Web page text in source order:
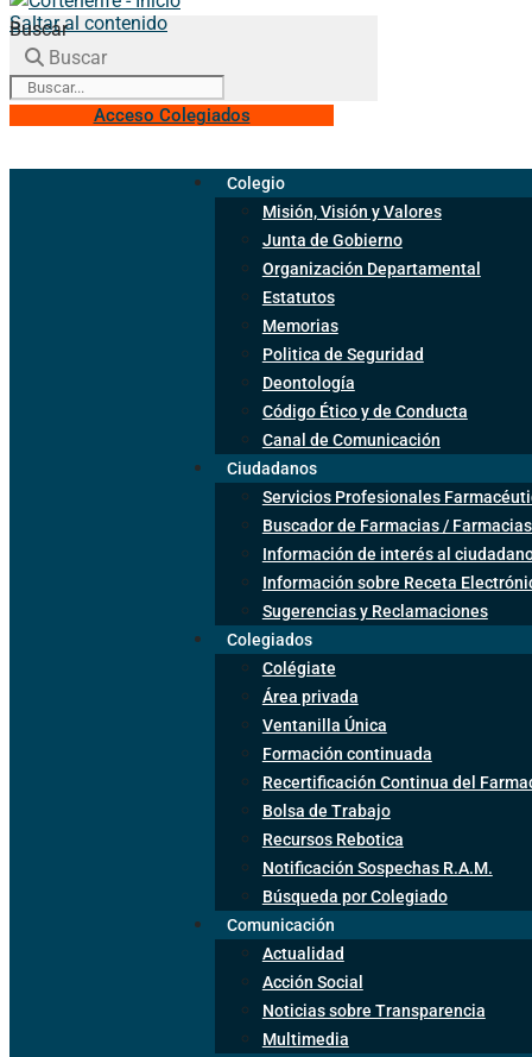
Saltar al contenido
Buscar
Buscar
Acceso Colegiados
Colegio
Misión, Visión y Valores
Junta de Gobierno
Organización Departamental
Estatutos
Memorias
Politica de Seguridad
Deontología
Código Ético y de Conducta
Canal de Comunicación
Ciudadanos
Servicios Profesionales
Buscador de Farmacias /
Información de interés al
Información sobre Receta
Sugerencias y Reclamaciones
Colegiados
Colégiate
Área privada
Ventanilla Única
Formación continuada
Recertificación Continua del
Bolsa de Trabajo
Recursos Rebotica
Notificación Sospechas R.A.M.
Búsqueda por Colegiado
Comunicación
Actualidad
Acción Social
Noticias sobre Transparencia
Multimedia